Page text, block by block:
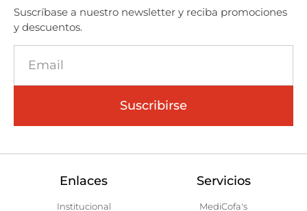
Suscríbase a nuestro newsletter y reciba promociones
y descuentos.
Suscribirse
Enlaces
Institucional
Servicios
MediCofa's